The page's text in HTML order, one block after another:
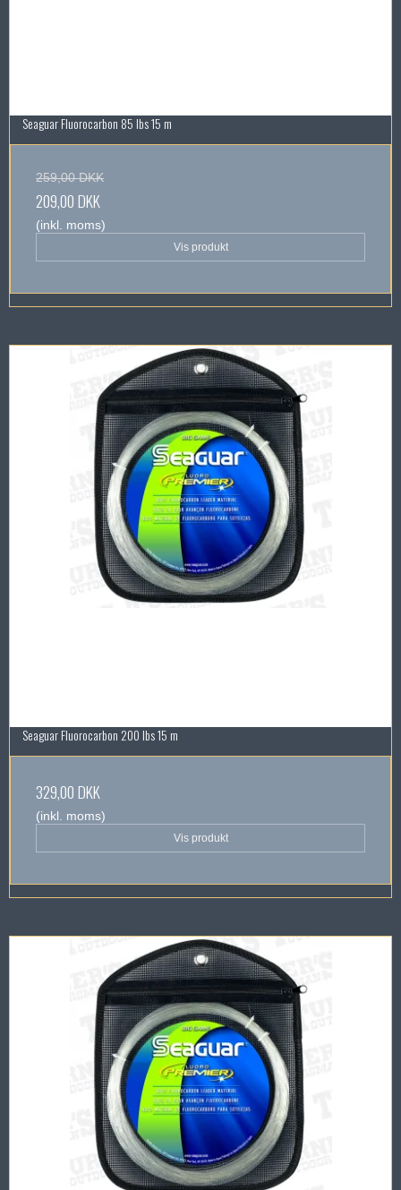
Seaguar Fluorocarbon 85 lbs 15 m
259,00 DKK
209,00 DKK
(inkl. moms)
Vis produkt
Seaguar Fluorocarbon 200 lbs 15 m
329,00 DKK
(inkl. moms)
Vis produkt